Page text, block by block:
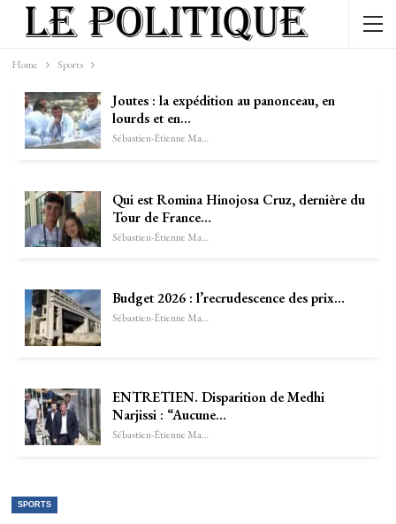
Home Sports
Joutes : la expédition au panonceau, en
lourds et en…
Sébastien-Étienne Marechal
Qui est Romina Hinojosa Cruz, dernière du
Tour de France…
Sébastien-Étienne Marechal
Budget 2026 : l’recrudescence des prix…
Sébastien-Étienne Marechal
ENTRETIEN. Disparition de Medhi
Narjissi : “Aucune…
Sébastien-Étienne Marechal
SPORTS